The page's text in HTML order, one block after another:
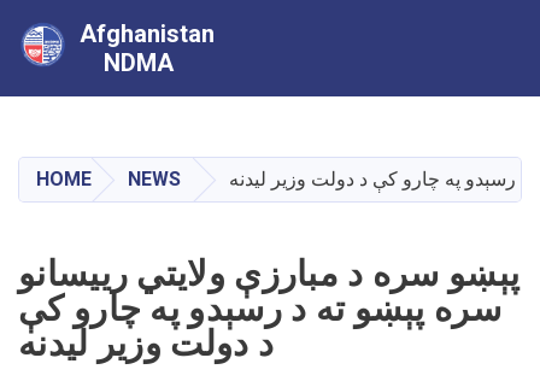
main
content
Afghanistan
NDMA
HOME NEWS د رسېدو په چارو کې د دولت وزیر لیدنه
پېښو سره د مبارزې ولایتي رییسانو
سره پېښو ته د رسېدو په چارو کې
د دولت وزیر لیدنه